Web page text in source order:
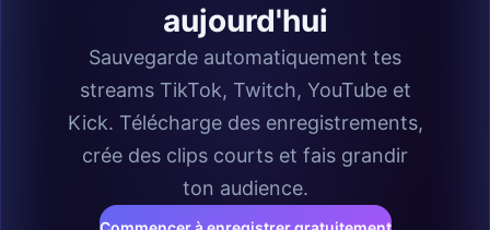
aujourd'hui
Sauvegarde automatiquement tes
streams TikTok, Twitch, YouTube et
Kick. Télécharge des enregistrements,
crée des clips courts et fais grandir
ton audience.